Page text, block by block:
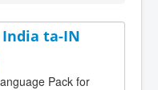
India ta-IN
Pack for